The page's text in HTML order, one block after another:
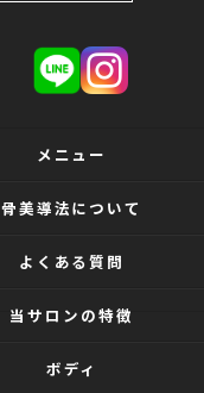
メニュー
骨美導法について
よくある質問
当サロンの特徴
ボディ